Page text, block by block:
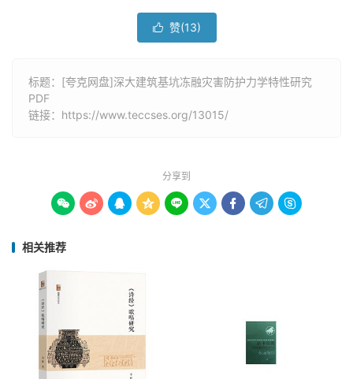
 赞(13)
标题：[夸克网盘]深大建筑基坑冻融灾害防护力学特性研究
PDF
链接： https://www.teccses.org/13015/
分享到
        
相关推荐